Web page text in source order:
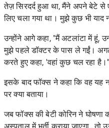
तेज़ सिरदर्द हुआ था, मैंने अपने बेटे से
लिए चला गया था। मुझे कुछ भी याद
उन्होंने आगे कहा, "मैं अटलांटा में हूं,
मुझे पहले डॉक्टर के पास ले गईं।
करते हुए कहा, 'वहां कुछ चल रहा
इसके बाद फॉक्स ने कहा कि वह यह
पर क्या बताया।
जब फॉक्स की बेटी कोरिन ने घोषणा